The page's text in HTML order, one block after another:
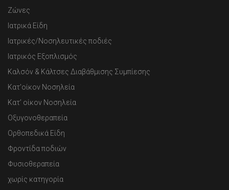
Ζώνες
Ιατρικά Είδη
Ιατρικές/Νοσηλευτικές ποδιές
Ιατρικός Εξοπλισμός
Καλσόν & Κάλτσες Διαβάθμισης Συμπίεσης
Κατ'οίκον Νοσηλεία
Κατ’ οίκον Νοσηλεία
Οξυγονοθεραπεία
Ορθοπεδικά Είδη
Φροντίδα ποδιών
Φυσιοθεραπεία
χωρίς κατηγορία